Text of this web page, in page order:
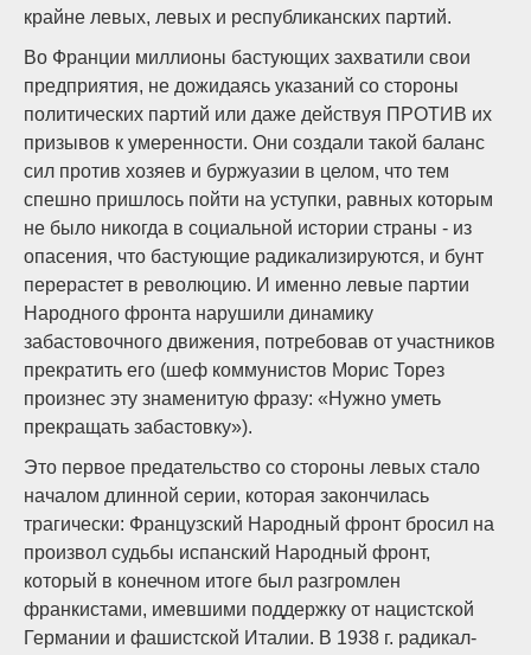
крайне левых, левых и республиканских партий.
Во Франции миллионы бастующих захватили свои
предприятия, не дожидаясь указаний со стороны
политических партий или даже действуя ПРОТИВ их
призывов к умеренности. Они создали такой баланс
сил против хозяев и буржуазии в целом, что тем
спешно пришлось пойти на уступки, равных которым
не было никогда в социальной истории страны ­- из
опасения, что бастующие радикализируются, и бунт
перерастет в революцию. И именно левые партии
Народного фронта нарушили динамику
забастовочного движения, потребовав от участников
прекратить его (шеф коммунистов Морис Торез
произнес эту знаменитую фразу: «Нужно уметь
прекращать забастовку»).
Это первое предательство со стороны левых стало
началом длинной серии, которая закончилась
трагически: Французский Народный фронт бросил на
произвол судьбы испанский Народный фронт,
который в конечном итоге был разгромлен
франкистами, имевшими поддержку от нацистской
Германии и фашистской Италии. В 1938 г. радикал-